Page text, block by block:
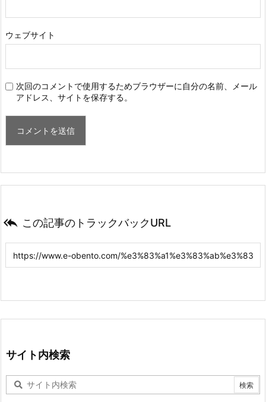
ウェブサイト
次回のコメントで使用するためブラウザーに自分の名前、メール
アドレス、サイトを保存する。
 この記事のトラックバックURL
サイト内検索